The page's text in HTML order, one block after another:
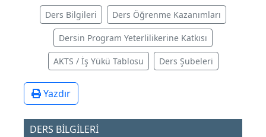
Ders Bilgileri Ders Öğrenme Kazanımları
Dersin Program Yeterlilikerine Katkısı
AKTS / İş Yükü Tablosu Ders Şubeleri
Yazdır
DERS BİLGİLERİ